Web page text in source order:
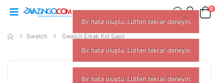
0
Swatch Swatch Erkek Kol Saati
Bir hata oluştu. Lütfen tekrar deneyin.
Bir hata oluştu. Lütfen tekrar deneyin.
Bir hata oluştu. Lütfen tekrar deneyin.